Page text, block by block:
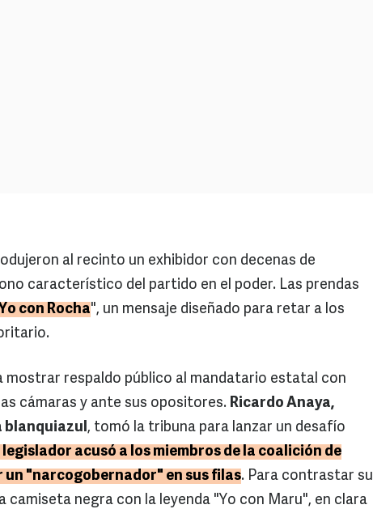
al recinto un exhibidor con decenas de
característico del partido en el poder. Las prendas
Yo con Rocha", un mensaje diseñado para retar a los
mostrar respaldo público al mandatario estatal con
cámaras y ante sus opositores. Ricardo Anaya,
blanquiazul, tomó la tribuna para lanzar un desafío
legislador acusó a los miembros de la coalición de
"narcogobernador" en sus filas. Para contrastar su
camiseta negra con la leyenda "Yo con Maru", en clara